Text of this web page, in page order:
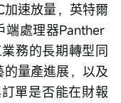
加速放量，英特爾
端處理器Panther
務的長期轉型同
量產進展，以及
單是否能在財報